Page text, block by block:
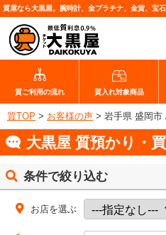
質ご利用の流れ 質入れ対象商品
質TOP > お客様の声 > 岩手県 盛岡市
大黒屋 質預かり・
条件で絞り込む
お店を選ぶ